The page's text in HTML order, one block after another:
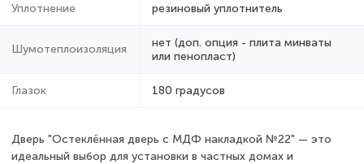
Уплотнение резиновый уплотнитель
Шумотеплоизоляция
нет (доп. опция - плита минваты
или пенопласт)
Глазок 180 градусов
Дверь "Остеклённая дверь с МДФ накладкой №22" — это
идеальный выбор для установки в частных домах и